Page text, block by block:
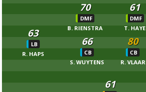
61
80
CB
R. VLAAR
66
CB
S. WUYTENS
63
LB
R. HAPS
61
DMF
T. HAYE
70
DMF
B. RIENSTRA